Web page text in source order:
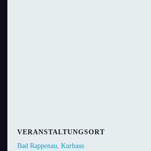
VERANSTALTUNGSORT
Bad Rappenau, Kurhaus